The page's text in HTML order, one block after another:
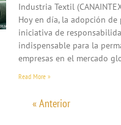
Industria Textil
Hoy en día, la adopción
iniciativa de
indispensable para la
empresas en el mercado
Read More »
« Anterior